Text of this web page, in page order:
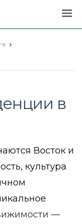
в
Восток и
культура
—